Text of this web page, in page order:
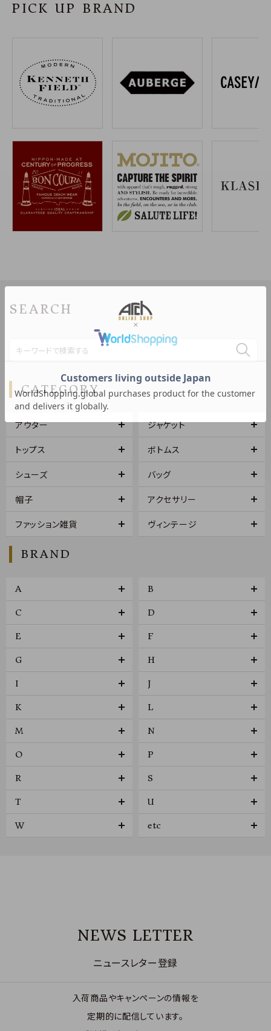
PICK UP BRAND
SEARCH
CATEGORY
アウター ジャケット
トップス ボトムス
シューズ バッグ
帽子 アクセサリー
ファッション雑貨 ヴィンテージ
BRAND
A B
C D
E F
G H
I J
K L
M N
O P
R S
T U
W etc
NEWS LETTER
ニュースレター登録
入荷商品やキャンペーンの情報を
定期的に配信しています。